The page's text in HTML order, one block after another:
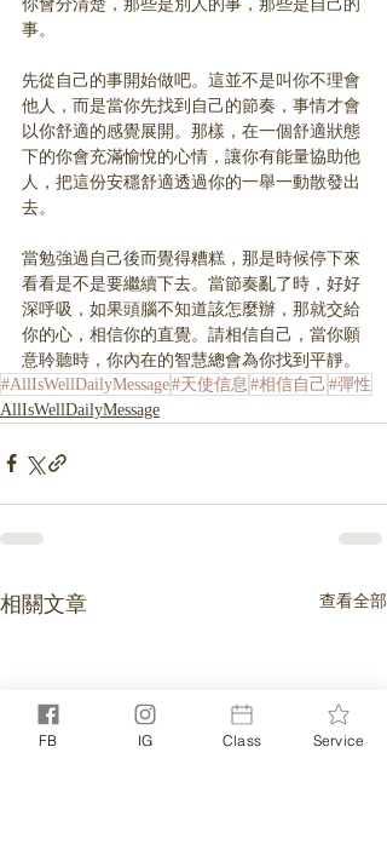
你會分清楚，那些是別人的事，那些是自己的
事。
先從自己的事開始做吧。這並不是叫你不理會
他人，而是當你先找到自己的節奏，事情才會
以你舒適的感覺展開。那樣，在一個舒適狀態
下的你會充滿愉悅的心情，讓你有能量協助他
人，把這份安穩舒適透過你的一舉一動散發出
去。
當勉強過自己後而覺得糟糕，那是時候停下來
看看是不是要繼續下去。當節奏亂了時，好好
深呼吸，如果頭腦不知道該怎麼辦，那就交給
你的心，相信你的直覺。請相信自己，當你願
意聆聽時，你內在的智慧總會為你找到平靜。
#AllIsWellDailyMessage#天使信息 #相信自己 #彈性
AllIsWellDailyMessage
相關文章 查看全部
FB IG Class Service